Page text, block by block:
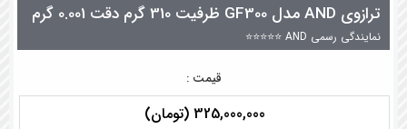
ترازوی AND مدل GF300 ظرفیت 310 گرم دقت 0.001 گرم
نمایندگی رسمی AND ⭐⭐⭐⭐⭐
قیمت :
325,000,000 (تومان)